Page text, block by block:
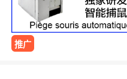
推广